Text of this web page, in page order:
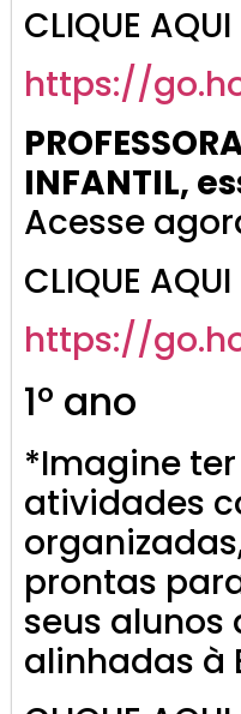
CLIQUE AQUI
https://go.
INFANTIL,
Acesse
CLIQUE AQUI
https://go.
1º ano
*Imagine
atividades
prontas
seus alunos
alinhadas à